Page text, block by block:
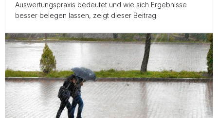
Auswertungspraxis bedeutet und wie sich Ergebnisse
besser belegen lassen, zeigt dieser Beitrag.